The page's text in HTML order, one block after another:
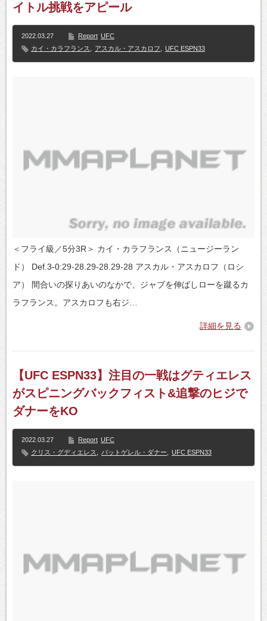
イトル挑戦をアピール
2022.03.27 Report UFC
カイ・カラフランス
アスカル・アスカロフ UFC ESPN33
＜フライ級／5分3R＞ カイ・カラフランス（ニュージーラン
ド） Def.3-0:29-28.29-28.29-28 アスカル・アスカロフ（ロシ
ア） 間合いの探りあいのなかで、ジャブを伸ばしローを蹴るカ
ラフランス。アスカロフも右ジ…
詳細を見る
【UFC ESPN33】注目の一戦はグティエレス
がスピニングバックフィスト&追撃のヒジで
ダナーをKO
2022.03.27 Report UFC
クリス・グディエレス
バットゲレル・ダナー UFC ESPN33